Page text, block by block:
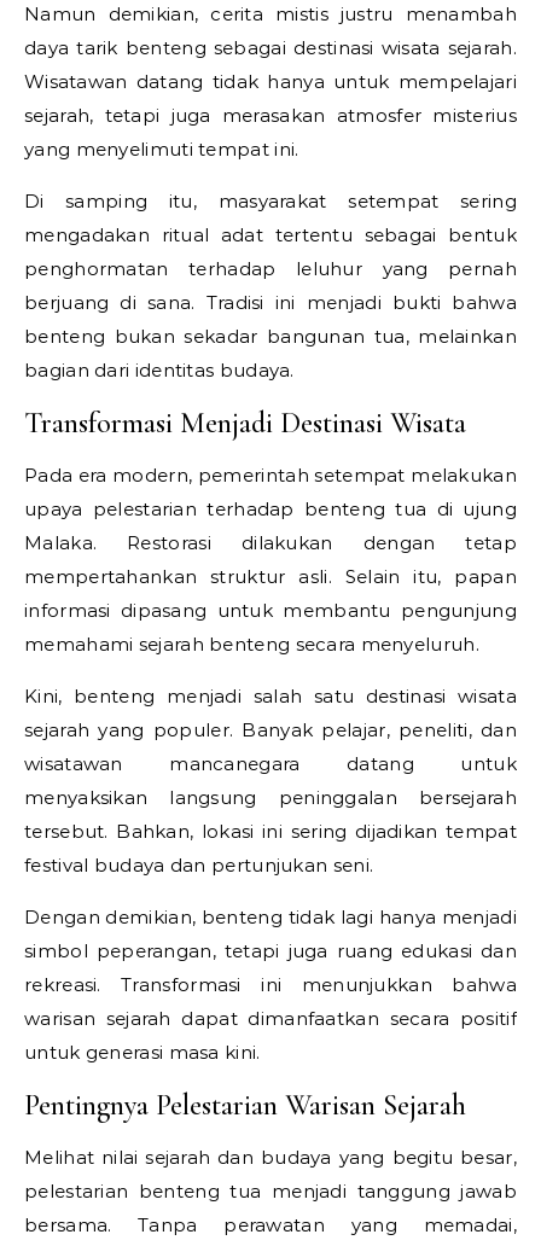
Namun demikian, cerita mistis justru menambah
daya tarik benteng sebagai destinasi wisata sejarah.
Wisatawan datang tidak hanya untuk mempelajari
sejarah, tetapi juga merasakan atmosfer misterius
yang menyelimuti tempat ini.
Di samping itu, masyarakat setempat sering
mengadakan ritual adat tertentu sebagai bentuk
penghormatan terhadap leluhur yang pernah
berjuang di sana. Tradisi ini menjadi bukti bahwa
benteng bukan sekadar bangunan tua, melainkan
bagian dari identitas budaya.
Transformasi Menjadi Destinasi Wisata
Pada era modern, pemerintah setempat melakukan
upaya pelestarian terhadap benteng tua di ujung
Malaka. Restorasi dilakukan dengan tetap
mempertahankan struktur asli. Selain itu, papan
informasi dipasang untuk membantu pengunjung
memahami sejarah benteng secara menyeluruh.
Kini, benteng menjadi salah satu destinasi wisata
sejarah yang populer. Banyak pelajar, peneliti, dan
wisatawan mancanegara datang untuk
menyaksikan langsung peninggalan bersejarah
tersebut. Bahkan, lokasi ini sering dijadikan tempat
festival budaya dan pertunjukan seni.
Dengan demikian, benteng tidak lagi hanya menjadi
simbol peperangan, tetapi juga ruang edukasi dan
rekreasi. Transformasi ini menunjukkan bahwa
warisan sejarah dapat dimanfaatkan secara positif
untuk generasi masa kini.
Pentingnya Pelestarian Warisan Sejarah
Melihat nilai sejarah dan budaya yang begitu besar,
pelestarian benteng tua menjadi tanggung jawab
bersama. Tanpa perawatan yang memadai,